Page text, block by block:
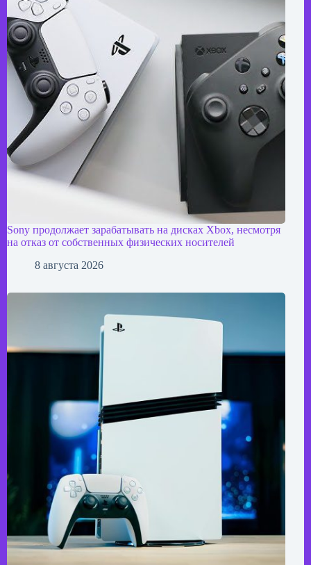
Sony продолжает зарабатывать на дисках Xbox, несмотря
на отказ от собственных физических носителей
8 августа 2026